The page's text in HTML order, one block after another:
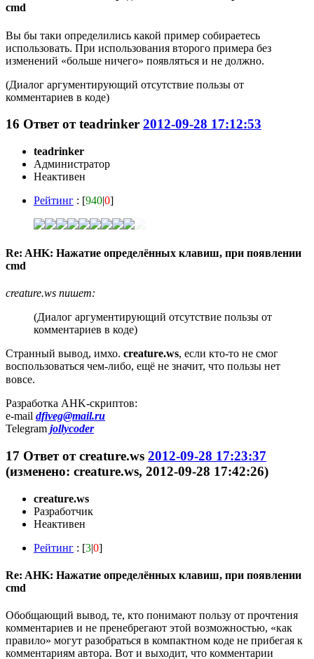
cmd
Вы бы таки определились какой пример собираетесь
использовать. При использования второго примера без
изменений «больше ничего» появляться и не должно.
(Диалог аргументирующий отсутствие пользы от
комментариев в коде)
16 Ответ отteadrinker 2012-09-28 17:12:53
teadrinker
Администратор
Неактивен
Рейтинг : [940|0]
Re: AHK: Нажатие определённых клавиш, при появлении
cmd
creature.ws пишет:
(Диалог аргументирующий отсутствие пользы от
комментариев в коде)
Странный вывод, имхо. creature.ws, если кто-то не смог
воспользоваться чем-либо, ещё не значит, что пользы нет
вовсе.
Разработка AHK-скриптов:
e-mail dfiveg@mail.ru
Telegram jollycoder
17 Ответ отcreature.ws 2012-09-28 17:23:37
(изменено: creature.ws, 2012-09-28 17:42:26)
creature.ws
Разработчик
Неактивен
Рейтинг : [3|0]
Re: AHK: Нажатие определённых клавиш, при появлении
cmd
Обобщающий вывод, те, кто понимают пользу от прочтения
комментариев и не пренебрегают этой возможностью, «как
правило» могут разобраться в компактном коде не прибегая к
комментариям автора. Вот и выходит, что комментарии